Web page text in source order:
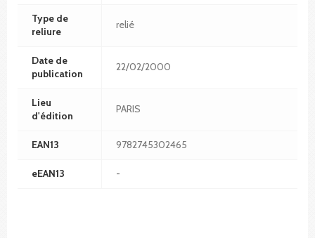
Type de
reliure
relié
Date de
publication
22/02/2000
Lieu
d'édition
PARIS
EAN13 9782745302465
eEAN13 -